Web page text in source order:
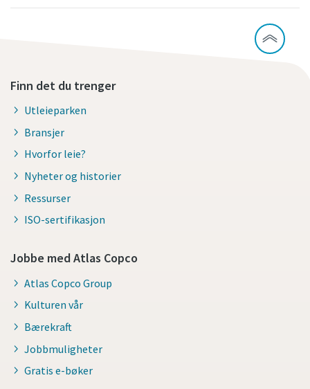
Finn det du trenger
Utleieparken
Bransjer
Hvorfor leie?
Nyheter og historier
Ressurser
ISO-sertifikasjon
Jobbe med Atlas Copco
Atlas Copco Group
Kulturen vår
Bærekraft
Jobbmuligheter
Gratis e-bøker